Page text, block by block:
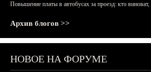
Повышение платы в автобусах за проезд: кто виноват,
Архив блогов >>
НОВОЕ НА ФОРУМЕ